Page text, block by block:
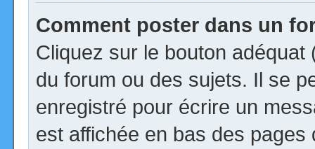
Comment poster dans un
Cliquez sur le bouton
du forum ou des sujets. Il se
enregistré pour écrire un
est affichée en bas des